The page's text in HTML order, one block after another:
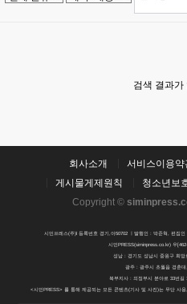
검색 결과가
회사소개 서비스이용약
게시물게제원칙
청소년보
Copyright ©
시민프레스(주)l 등록번호 경기,아50702 ㅣ발행인 : 박준혁, 편집
시민PRESS(siminpress.co.kr) 우
성남 : 경기도 성남시 중원구 희망
광주 : 광주시 초월읍 경춘대
북부지사 : 의정부시 분야로 33번길
<시민PRESS> 를 통해 제공되는 모든 콘텐츠(기사 및 사진)는 무단 사